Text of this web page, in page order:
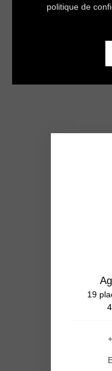
politique de
19